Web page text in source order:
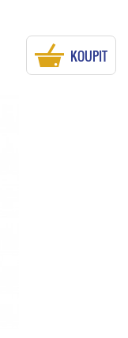
KOUPIT